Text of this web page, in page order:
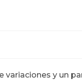
variaciones y un